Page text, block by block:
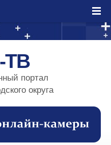
ТВ
портал
округа